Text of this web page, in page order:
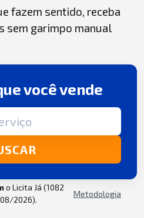
fazem sentido, receba
sem garimpo manual
você vende
o Licita Já (1082
2026).
Metodologia